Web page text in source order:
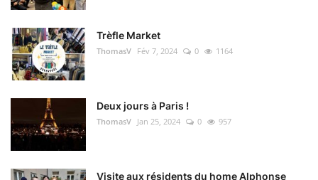
Trèfle Market
ThomasV Fév 7, 2024 0 1164
Deux jours à Paris !
ThomasV Jan 25, 2024 0 957
Visite aux résidents du home Alphonse